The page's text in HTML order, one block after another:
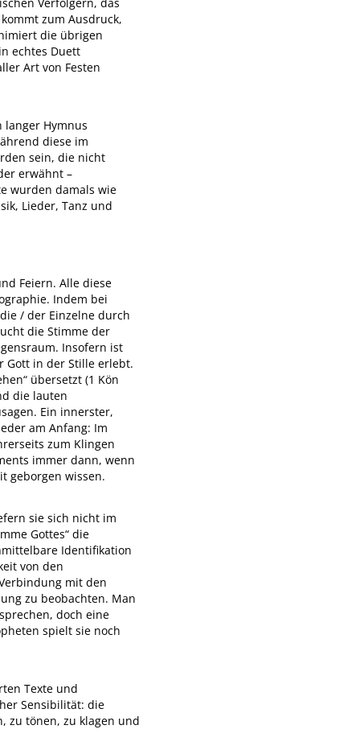
zum Ausdruck,
die übrigen
echtes Duett
Art von Festen
langer Hymnus
diese im
sein, die nicht
erwähnt –
wurden damals wie
Lieder, Tanz und
Feiern. Alle diese
Indem bei
/ der Einzelne durch
die Stimme der
Insofern ist
Gott in der Stille erlebt.
übersetzt (1 Kön
die lauten
Ein innerster,
am Anfang: Im
zum Klingen
immer dann, wenn
geborgen wissen.
sie sich nicht im
Gottes“ die
Identifikation
von den
mit den
zu beobachten. Man
doch eine
spielt sie noch
Texte und
Sensibilität: die
zu tönen, zu klagen und